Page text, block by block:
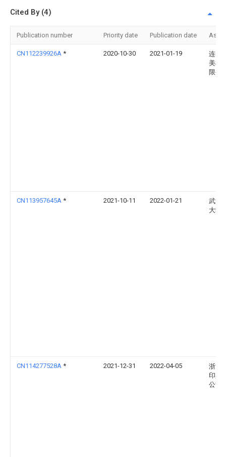
Cited By (4)
Publication number Priority date Publication date
CN112239926A * 2020-10-30 2021-01-19
连云
美机
限公
CN113957645A * 2021-10-11 2022-01-21
武汉
大学
CN114277528A * 2021-12-31 2022-04-05
浙江
印染
公司